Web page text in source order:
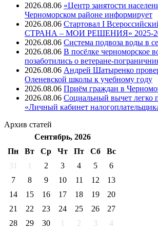
2026.08.06 «Центр занятости
Черноморском районе информирует
2026.08.06 Стартовал I
СТРАНА – МОИ РЕШЕНИЯ» 2025-
2026.08.06 Система подвоза воды в
2026.08.06 В посёлке черноморское
позаботились о ветеране-
2026.08.06 Андрей Шатыренко
Оленевской школы к учебному году
2026.08.06 Приём граждан в
2026.08.06 Социальный вычет легко
«Личный кабинет
Архив статей
Сентябрь, 2026
Пн
Вт Ср Чт Пт Cб
Вс
31
1 2 3 4 5
6
7
8 9 10 11 12
13
14
15 16 17 18 19
20
21
22 23 24 25 26
27
28
29 30 1 2 3
4